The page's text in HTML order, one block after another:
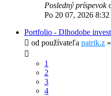
Posledný príspevok
Po 20 07, 2026 8:32
Portfolio - Dlhodobe
od používateľa patrik.z »
1
2
3
4